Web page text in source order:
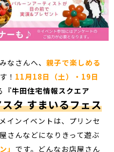
なさんへ、親子で楽しめる
！ 11月18日（土）・19日
『牛田住宅情報スクエア
タ すまいるフェス
インイベントは、プリンセ
さんなどになりきって遊ぶ
」 です。どんなお店屋さん